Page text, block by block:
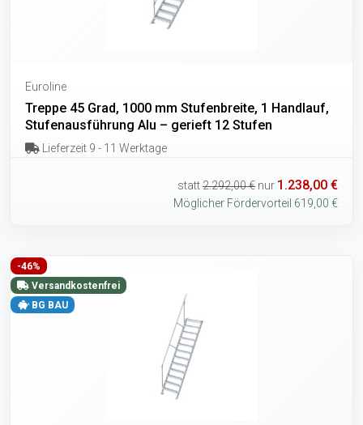
Euroline
Treppe 45 Grad, 1000 mm Stufenbreite, 1 Handlauf,
Stufenausführung Alu – gerieft 12 Stufen
Lieferzeit 9 - 11 Werktage
statt2.292,00 € nur 1.238,00 €
Möglicher Fördervorteil 619,00 €
-46%
Versandkostenfrei
BG BAU